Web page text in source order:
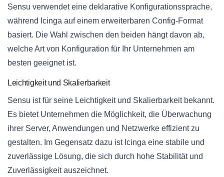
Sensu verwendet eine deklarative Konfigurationssprache,
während Icinga auf einem erweiterbaren Config-Format
basiert. Die Wahl zwischen den beiden hängt davon ab,
welche Art von Konfiguration für Ihr Unternehmen am
besten geeignet ist.
Leichtigkeit und Skalierbarkeit
Sensu ist für seine Leichtigkeit und Skalierbarkeit bekannt.
Es bietet Unternehmen die Möglichkeit, die Überwachung
ihrer Server, Anwendungen und Netzwerke effizient zu
gestalten. Im Gegensatz dazu ist Icinga eine stabile und
zuverlässige Lösung, die sich durch hohe Stabilität und
Zuverlässigkeit auszeichnet.